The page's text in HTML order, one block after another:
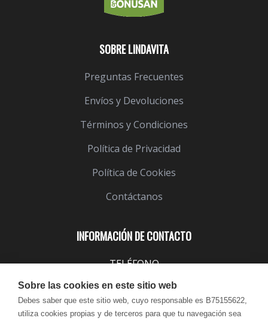
INFORMACIÓN DE CONTACTO
TELÉFONO
EMAIL
info@lindavita.com
SOBRE LINDAVITA
Preguntas Frecuentes
Envíos y Devoluciones
Términos y Condiciones
Política de Privacidad
Política de Cookies
Contáctanos
Sobre las cookies en este sitio web
Debes saber que este sitio web, cuyo responsable es B75155622,
utiliza cookies propias y de terceros para que tu navegación sea